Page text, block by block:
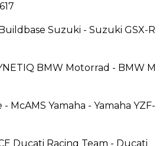
Suzuki - Suzuki GSX-R
BMW Motorrad - BMW M
McAMS Yamaha - Yamaha YZF-
Ducati Racing Team - Ducati